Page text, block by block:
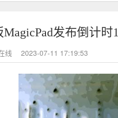
MagicPad发布倒计
线 2023-07-11 17:19:53